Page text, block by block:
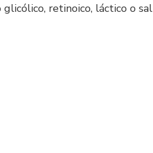
retinoico, láctico o